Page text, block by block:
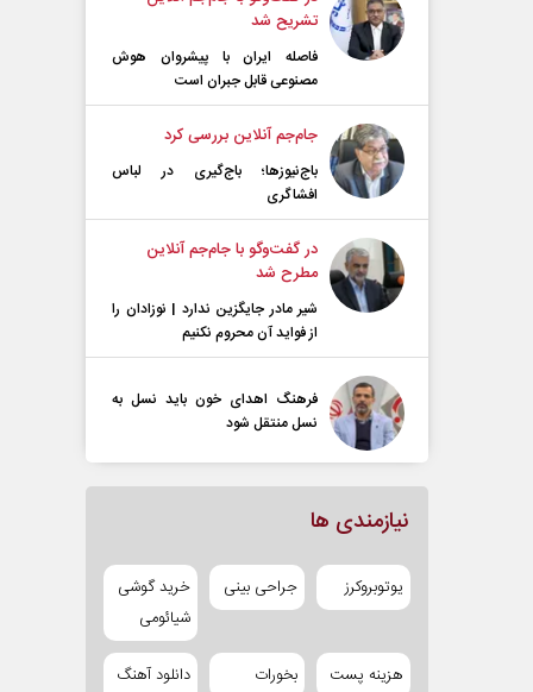
تشریح شد
فاصله ایران با پیشرو‌ان هوش
مصنوعی قابل جبران است
جام‌جم آنلاین بررسی کرد
باج‌نیوزها؛ باج‌گیری در لباس
افشاگری
در گفت‌و‌گو با جام‌جم آنلاین
مطرح شد
شیر مادر جایگزین ندارد | نوزادان را
از فواید آن محروم نکنیم
فرهنگ اهدای خون باید نسل به
نسل منتقل شود
نیازمندی ها
یوتوبروکرز جراحی بینی
خرید گوشی
شیائومی
هزینه پست بخورات
دانلود آهنگ